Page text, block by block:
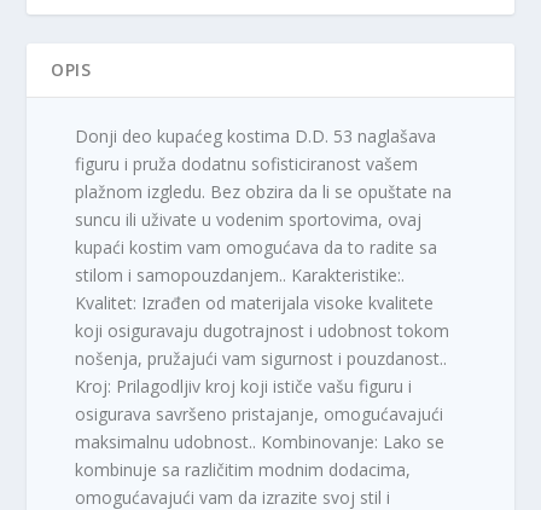
OPIS
Donji deo kupaćeg kostima D.D. 53 naglašava
figuru i pruža dodatnu sofisticiranost vašem
plažnom izgledu. Bez obzira da li se opuštate na
suncu ili uživate u vodenim sportovima, ovaj
kupaći kostim vam omogućava da to radite sa
stilom i samopouzdanjem.. Karakteristike:.
Kvalitet: Izrađen od materijala visoke kvalitete
koji osiguravaju dugotrajnost i udobnost tokom
nošenja, pružajući vam sigurnost i pouzdanost..
Kroj: Prilagodljiv kroj koji ističe vašu figuru i
osigurava savršeno pristajanje, omogućavajući
maksimalnu udobnost.. Kombinovanje: Lako se
kombinuje sa različitim modnim dodacima,
omogućavajući vam da izrazite svoj stil i